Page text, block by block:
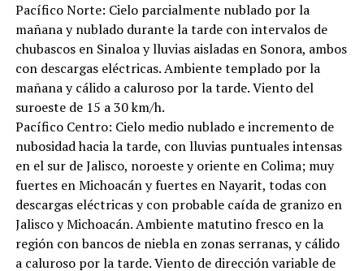
Pacífico Norte: Cielo parcialmente nublado por la
mañana y nublado durante la tarde con intervalos de
chubascos en Sinaloa y lluvias aisladas en Sonora, ambos
con descargas eléctricas. Ambiente templado por la
mañana y cálido a caluroso por la tarde. Viento del
suroeste de 15 a 30 km/h.
Pacífico Centro: Cielo medio nublado e incremento de
nubosidad hacia la tarde, con lluvias puntuales intensas
en el sur de Jalisco, noroeste y oriente en Colima; muy
fuertes en Michoacán y fuertes en Nayarit, todas con
descargas eléctricas y con probable caída de granizo en
Jalisco y Michoacán. Ambiente matutino fresco en la
región con bancos de niebla en zonas serranas, y cálido
a caluroso por la tarde. Viento de dirección variable de